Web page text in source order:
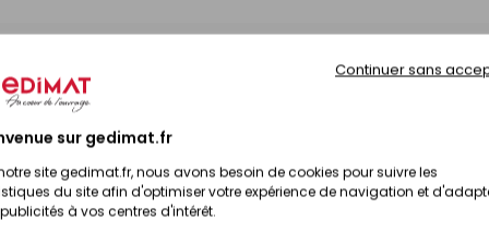
sur gedimat.fr
site gedimat.fr, nous avons besoin de cookies pour suivre les
du site afin d'optimiser votre expérience de navigation et
à vos centres d'intérêt.
Continuer sans
selon magasin Prix en magasin
selon magasin Prix en magasin
(contactez votre